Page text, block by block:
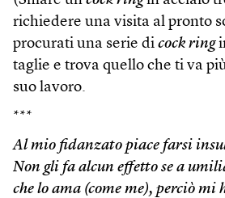
richiedere una visita al pronto
procurati una serie di cock ring
taglie e trova quello che ti va
suo lavoro.
***
Al mio fidanzato piace farsi
Non gli fa alcun effetto se a
che lo ama (come me), perciò mi